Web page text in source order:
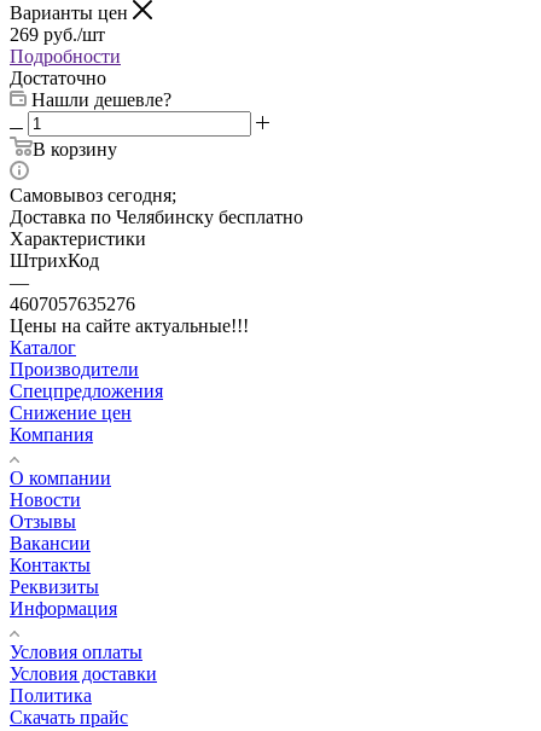
Варианты цен
269 руб./шт
Подробности
Достаточно
Нашли дешевле?
В корзину
Самовывоз сегодня;
Доставка по Челябинску бесплатно
Характеристики
ШтрихКод
—
4607057635276
Цены на сайте актуальные!!!
Каталог
Производители
Спецпредложения
Снижение цен
Компания
О компании
Новости
Отзывы
Вакансии
Контакты
Реквизиты
Информация
Условия оплаты
Условия доставки
Политика
Скачать прайс